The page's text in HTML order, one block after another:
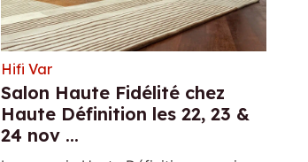
Hifi Var
Salon Haute Fidélité chez
Haute Définition les 22, 23 &
24 nov ...